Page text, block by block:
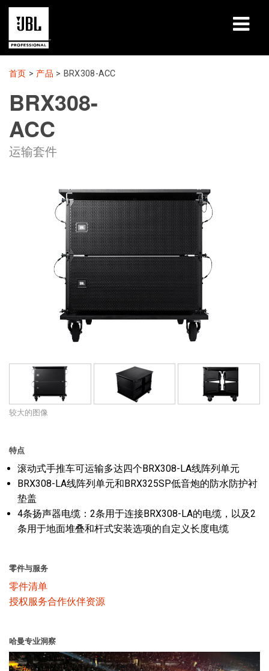
产品
案例研究
学习课程
培训
哪里购买和连接
首页 > 产品 > BRX308-ACC
BRX308-
ACC
运输套件
较大的图像
特点
滚动式手推车可运输多达四个BRX308-LA线阵列单元
BRX308-LA线阵列单元和BRX325SP低音炮的防水防护衬
垫盖
4条扬声器电缆：2条用于连接BRX308-LA的电缆，以及2
条用于地面堆叠和杆式安装选项的自定义长度电缆
零件与服务
零件清单
授权服务合作伙伴资源
哈曼专业洞察